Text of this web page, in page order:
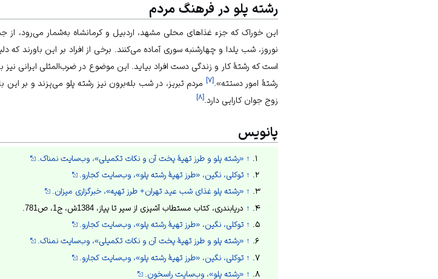
رشته پلو در فرهنگ مردم
این خوراک که جزء غذاهای محلی مشهد، اردبیل و کرمانشاه به‌شمار می‌رود،
نوروز، شب یلدا و چهارشنبه سوری آماده می‌کنند. برخی از افراد بر این
است که رشتهٔ کار و زندگی دست افراد بیاید. این موضوع در ضرب‌المثلی ایرانی
رشتهٔ امور دستته».[۷] مردم تبریز، در شب بله‌برون نیز رشته پلو می‌پزند و بر
زوج جوان کارایی دارد.[۸]
پانویس
↑ «رشته پلو و طرز تهیۀ پخت آن و نکات تکمیلی»، وب‌سایت نمناک.
↑ توکلی، نگین، «طرز تهیۀ رشته پلو»، وب‌سایت کجارو.
↑ «رشته پلو غذای شب عید تهران+ طرز تهیه»، خبرگزاری میزان.
↑ دریابندری، کتاب مستطاب آشپزی از سیر تا پیاز، 1384ش، ج1، ص781.
↑ توکلی، نگین، «طرز تهیۀ رشته پلو»، وب‌سایت کجارو.
↑ «رشته پلو و طرز تهیۀ پخت آن و نکات تکمیلی»، وب‌سایت نمناک.
↑ توکلی، نگین، «طرز تهیۀ رشته پلو»، وب‌سایت کجارو.
↑ «رشته پلو»، وب‌سایت راسخون.